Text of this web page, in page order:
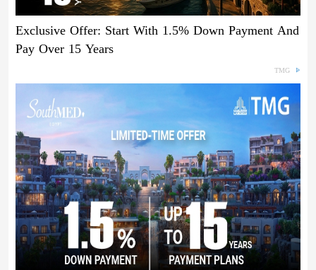
Exclusive Offer: Start With 1.5% Down Payment And
Pay Over 15 Years
TMG